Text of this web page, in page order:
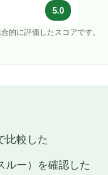
5.0
的に評価したスコアです。
比較した
ルー）を確認した